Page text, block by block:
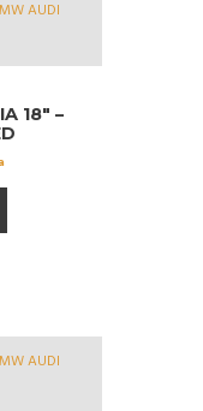
18″ –